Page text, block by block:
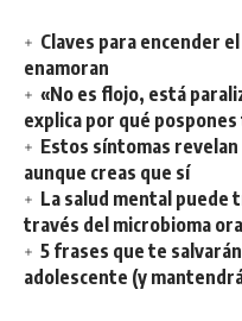
Claves para encender
enamoran
«No es flojo, está
explica por qué
Estos síntomas
aunque creas que sí
La salud mental
través del microbioma
5 frases que te
adolescente (y